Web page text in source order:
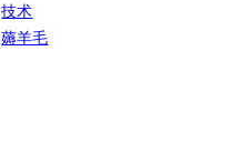
技术
薅羊毛